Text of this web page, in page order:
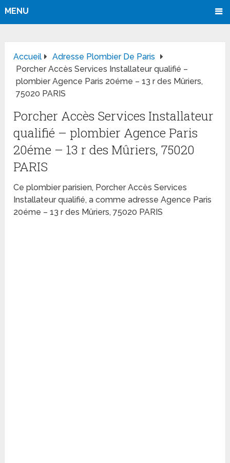
MENU
Accueil
Adresse Plombier De Paris
Porcher Accès Services Installateur qualifié –
plombier Agence Paris 20éme – 13 r des Mûriers,
75020 PARIS
Porcher Accès Services Installateur
qualifié – plombier Agence Paris
20éme – 13 r des Mûriers, 75020
PARIS
Ce plombier parisien, Porcher Accès Services
Installateur qualifié, a comme adresse Agence Paris
20éme – 13 r des Mûriers, 75020 PARIS